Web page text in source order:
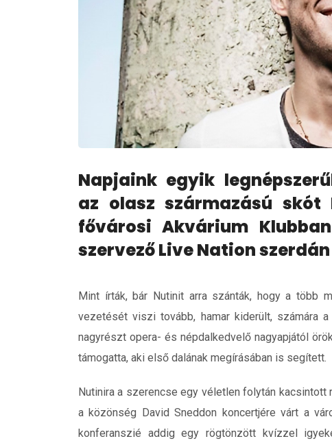
Napjaink egyik
az olasz származású
fővárosi Akvárium
szervező Live Nation
Mint írták, bár Nutinit arra szánták, hogy a több
vezetését viszi tovább, hamar kiderült, számára
nagyrészt opera- és népdalkedvelő nagyapjától
támogatta, aki első dalának megírásában is segített.
Nutinira a szerencse egy véletlen folytán
a közönség David Sneddon koncertjére várt a
konferanszié addig egy rögtönzött kvízzel